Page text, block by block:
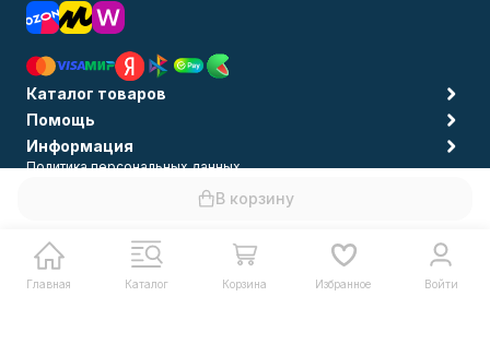
В корзину
Главная Каталог Корзина Избранное Войти
Каталог товаров
Помощь
Информация
Политика персональных данных